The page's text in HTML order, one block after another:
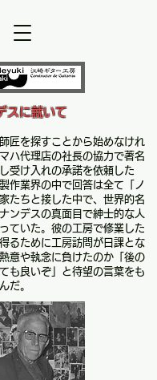
スに就いて
匠を探すことから始めなけれ
ハ代理店の社長の協力で著名
受け入れの承諾を依頼した
作業界の中で回答は全て「ノ
たちと接した中で、世界的名
ンデスの真面目で紳士的な人
ていた。彼の工房で修業した
るために工房訪問が日課とな
意や執念に負けたのか「後の
も良いぞ」と待望の言葉をも
だ。